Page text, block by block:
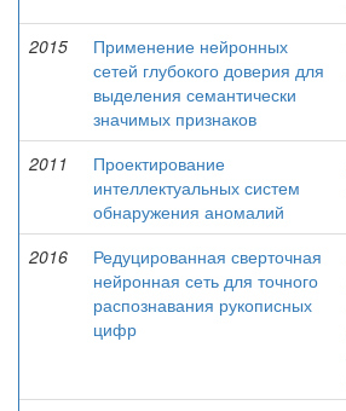
2015
Применение нейронных
сетей глубокого доверия для
выделения семантически
значимых признаков
2011
Проектирование
интеллектуальных систем
обнаружения аномалий
2016
Редуцированная сверточная
нейронная сеть для точного
распознавания рукописных
цифр